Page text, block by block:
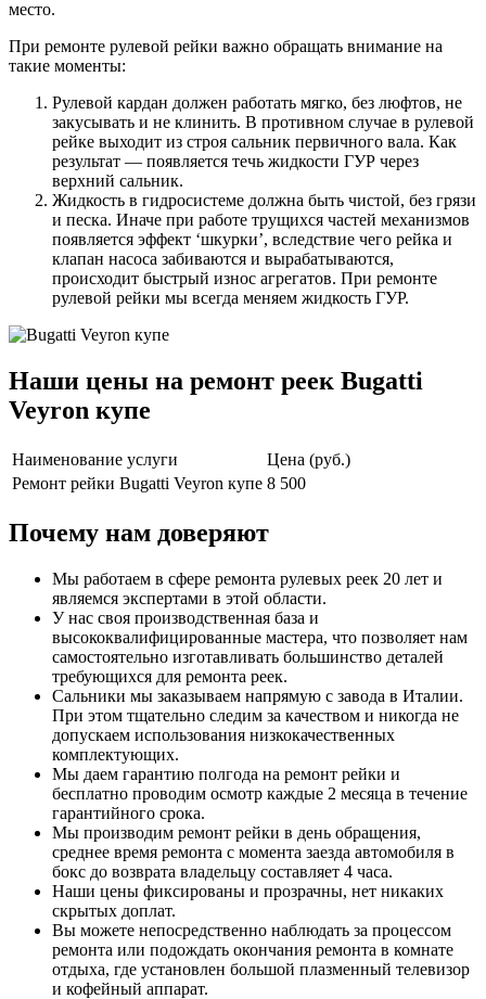
место.
При ремонте рулевой рейки важно обращать внимание на
такие моменты:
Рулевой кардан должен работать мягко, без люфтов, не
закусывать и не клинить. В противном случае в рулевой
рейке выходит из строя сальник первичного вала. Как
результат — появляется течь жидкости ГУР через
верхний сальник.
Жидкость в гидросистеме должна быть чистой, без грязи
и песка. Иначе при работе трущихся частей механизмов
появляется эффект ‘шкурки’, вследствие чего рейка и
клапан насоса забиваются и вырабатываются,
происходит быстрый износ агрегатов. При ремонте
рулевой рейки мы всегда меняем жидкость ГУР.
Наши цены на ремонт реек Bugatti
Veyron купе
Наименование услуги
Цена (руб.)
Ремонт рейки Bugatti Veyron купе 8 500
Почему нам доверяют
Мы работаем в сфере ремонта рулевых реек 20 лет и
являемся экспертами в этой области.
У нас своя производственная база и
высококвалифицированные мастера, что позволяет нам
самостоятельно изготавливать большинство деталей
требующихся для ремонта реек.
Сальники мы заказываем напрямую с завода в Италии.
При этом тщательно следим за качеством и никогда не
допускаем использования низкокачественных
комплектующих.
Мы даем гарантию полгода на ремонт рейки и
бесплатно проводим осмотр каждые 2 месяца в течение
гарантийного срока.
Мы производим ремонт рейки в день обращения,
среднее время ремонта с момента заезда автомобиля в
бокс до возврата владельцу составляет 4 часа.
Наши цены фиксированы и прозрачны, нет никаких
скрытых доплат.
Вы можете непосредственно наблюдать за процессом
ремонта или подождать окончания ремонта в комнате
отдыха, где установлен большой плазменный телевизор
и кофейный аппарат.